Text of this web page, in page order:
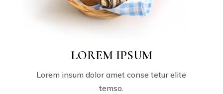
LOREM IPSUM
Lorem insum dolor amet conse tetur elite
temso.